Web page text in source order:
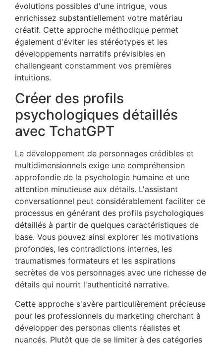
évolutions possibles d'une intrigue, vous
enrichissez substantiellement votre matériau
créatif. Cette approche méthodique permet
également d'éviter les stéréotypes et les
développements narratifs prévisibles en
challengeant constamment vos premières
intuitions.
Créer des profils
psychologiques détaillés
avec TchatGPT
Le développement de personnages crédibles et
multidimensionnels exige une compréhension
approfondie de la psychologie humaine et une
attention minutieuse aux détails. L'assistant
conversationnel peut considérablement faciliter ce
processus en générant des profils psychologiques
détaillés à partir de quelques caractéristiques de
base. Vous pouvez ainsi explorer les motivations
profondes, les contradictions internes, les
traumatismes formateurs et les aspirations
secrètes de vos personnages avec une richesse de
détails qui nourrit l'authenticité narrative.
Cette approche s'avère particulièrement précieuse
pour les professionnels du marketing cherchant à
développer des personas clients réalistes et
nuancés. Plutôt que de se limiter à des catégories